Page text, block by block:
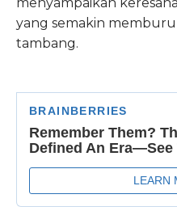
yang semakin
tambang.